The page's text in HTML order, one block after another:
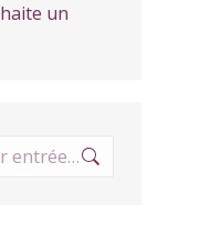
un